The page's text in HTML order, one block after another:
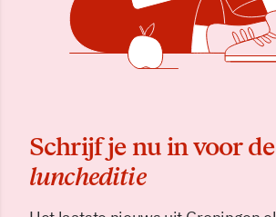
Schrijf je nu in voor de
luncheditie